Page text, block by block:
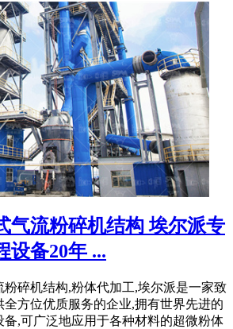
气流粉碎机结构 埃尔派专
设备20年 ...
粉碎机结构,粉体代加工,埃尔派是一家致
全方位优质服务的企业,拥有世界先进的
备,可广泛地应用于各种材料的超微粉体